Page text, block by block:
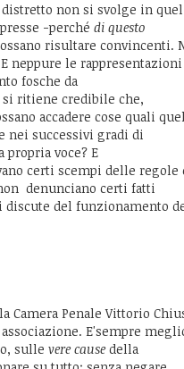
non si svolge in quel
-perché di questo
risultare convincenti.
neppure le rappresentazioni
fosche da
si ritiene credibile che,
accadere cose quali
nei successivi gradi di
propria voce? E
certi scempi delle regole
denunciano certi fatti
del funzionamento
Camera Penale Vittorio
E'sempre
sulle vere causedella